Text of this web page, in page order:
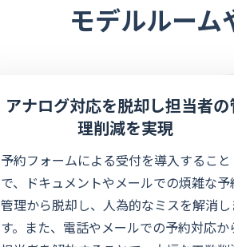
モデルルー
アナログ対応を脱却し担当者の
理削減を実現
予約フォームによる受付を導入すること
で、ドキュメントやメールでの煩雑な予
管理から脱却し、人為的なミスを解消
す。また、電話やメールでの予約対応か